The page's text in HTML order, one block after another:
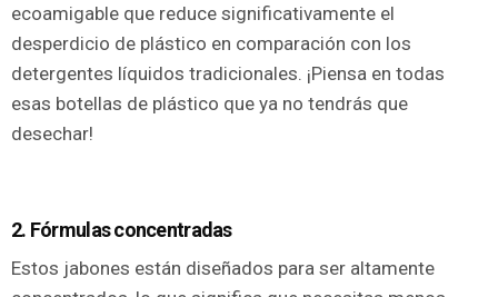
ecoamigable que reduce significativamente el
desperdicio de plástico en comparación con los
detergentes líquidos tradicionales. ¡Piensa en todas
esas botellas de plástico que ya no tendrás que
desechar!
2. Fórmulas concentradas
Estos jabones están diseñados para ser altamente